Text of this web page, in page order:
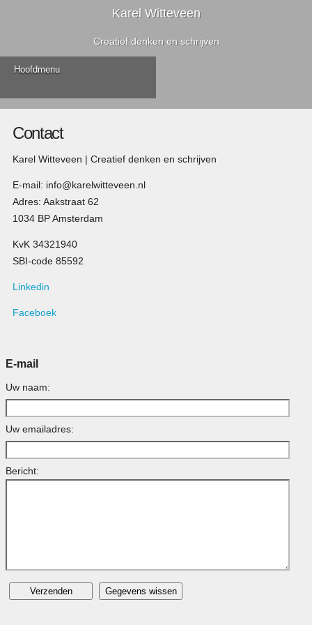
Karel Witteveen
Creatief denken en schrijven
Hoofdmenu
Contact
Karel Witteveen | Creatief denken en schrijven
E-mail: info@karelwitteveen.nl
Adres: Aakstraat 62
1034 BP Amsterdam
KvK 34321940
SBI-code 85592
Linkedin
Faceboek